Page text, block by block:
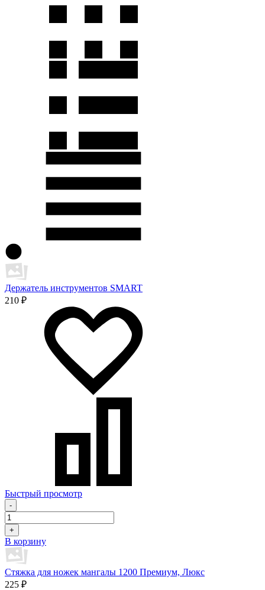
Держатель инструментов SMART
210 ₽
Быстрый просмотр
-
+
В корзину
Стяжка для ножек мангалы 1200 Премиум, Люкс
225 ₽